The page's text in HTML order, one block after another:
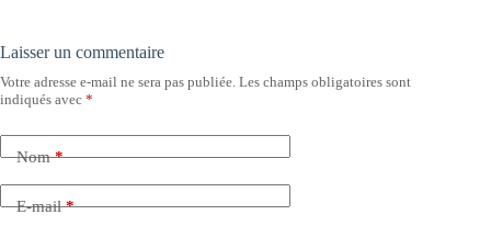
Laisser un commentaire
Votre adresse e-mail ne sera pas publiée. Les champs obligatoires sont
indiqués avec *
Nom*
E-mail*